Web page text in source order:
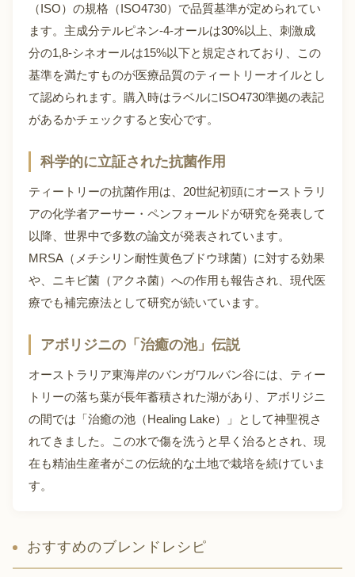
（ISO）の規格（ISO4730）で品質基準が定められてい
ます。主成分テルピネン-4-オールは30%以上、刺激成
分の1,8-シネオールは15%以下と規定されており、この
基準を満たすものが医療品質のティートリーオイルとし
て認められます。購入時はラベルにISO4730準拠の表記
があるかチェックすると安心です。
科学的に立証された抗菌作用
ティートリーの抗菌作用は、20世紀初頭にオーストラリ
アの化学者アーサー・ペンフォールドが研究を発表して
以降、世界中で多数の論文が発表されています。
MRSA（メチシリン耐性黄色ブドウ球菌）に対する効果
や、ニキビ菌（アクネ菌）への作用も報告され、現代医
療でも補完療法として研究が続いています。
アボリジニの「治癒の池」伝説
オーストラリア東海岸のバンガワルバン谷には、ティー
トリーの落ち葉が長年蓄積された湖があり、アボリジニ
の間では「治癒の池（Healing Lake）」として神聖視さ
れてきました。この水で傷を洗うと早く治るとされ、現
在も精油生産者がこの伝統的な土地で栽培を続けていま
す。
おすすめのブレンドレシピ